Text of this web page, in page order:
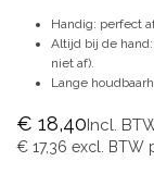
Handig: perfect
Altijd bij de
niet af).
Lange
€ 18,40Incl.
€ 17,36 excl. BTW